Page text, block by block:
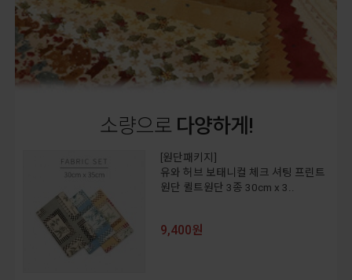
소량으로 다양하게!
[원단패키지]
유와 허브 보태니컬 체크 셔팅 프린트
원단 퀼트원단 3종 30cm x 3..
9,400원